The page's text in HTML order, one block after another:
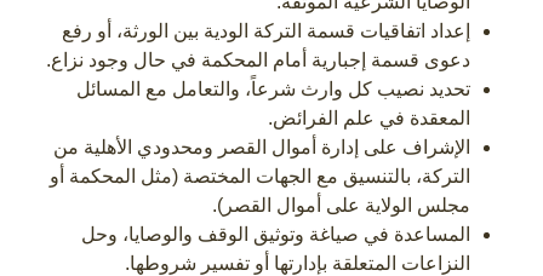
إعداد اتفاقيات قسمة التركة الودية بين الورثة، أو رفع
دعوى قسمة إجبارية أمام المحكمة في حال وجود نزاع.
تحديد نصيب كل وارث شرعاً، والتعامل مع المسائل
المعقدة في علم الفرائض.
الإشراف على إدارة أموال القصر ومحدودي الأهلية من
التركة، بالتنسيق مع الجهات المختصة (مثل المحكمة أو
مجلس الولاية على أموال القصر).
المساعدة في صياغة وتوثيق الوقف والوصايا، وحل
النزاعات المتعلقة بإدارتها أو تفسير شروطها.